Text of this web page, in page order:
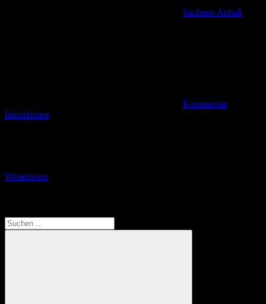
Sachsen-Anhalt
Kommentar
hinterlassen
Weiterlesen
Suchen
nach: